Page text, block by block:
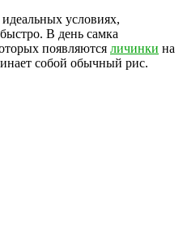
условиях,
В день самка
появляются личинки на
собой обычный рис.